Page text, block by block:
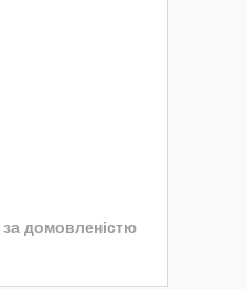
за домовленістю